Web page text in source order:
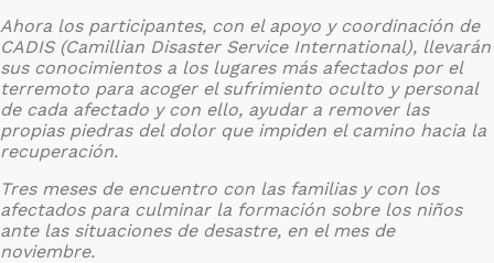
Ahora los participantes, con el apoyo y coordinación de
CADIS (Camillian Disaster Service International), llevarán
sus conocimientos a los lugares más afectados por el
terremoto para acoger el sufrimiento oculto y personal
de cada afectado y con ello, ayudar a remover las
propias piedras del dolor que impiden el camino hacia la
recuperación.
Tres meses de encuentro con las familias y con los
afectados para culminar la formación sobre los niños
ante las situaciones de desastre, en el mes de
noviembre.